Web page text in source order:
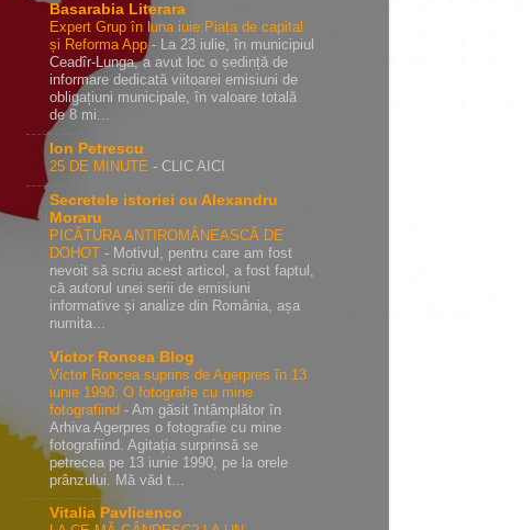
Basarabia Literara
Expert Grup în luna iuie:Piața de capital
și Reforma App- La 23 iulie, în municipiul
Ceadîr-Lunga, a avut loc o ședință de
informare dedicată viitoarei emisiuni de
obligațiuni municipale, în valoare totală
de 8 mi...
Ion Petrescu
25 DE MINUTE - CLIC AICI
Secretele istoriei cu Alexandru
Moraru
PICĂTURA ANTIROMÂNEASCĂ DE
DOHOT - Motivul, pentru care am fost
nevoit să scriu acest articol, a fost faptul,
că autorul unei serii de emisiuni
informative și analize din România, așa
numita...
Victor Roncea Blog
Victor Roncea suprins de Agerpres în 13
iunie 1990: O fotografie cu mine
fotografiind - Am găsit întâmplător în
Arhiva Agerpres o fotografie cu mine
fotografiind. Agitația surprinsă se
petrecea pe 13 iunie 1990, pe la orele
prânzului. Mă văd t...
Vitalia Pavlicenco